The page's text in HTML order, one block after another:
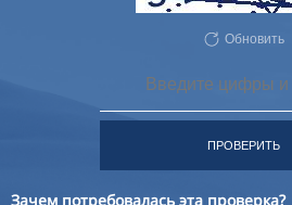
Обновить
ПРОВЕРИТЬ
Зачем потребовалась эта проверка?